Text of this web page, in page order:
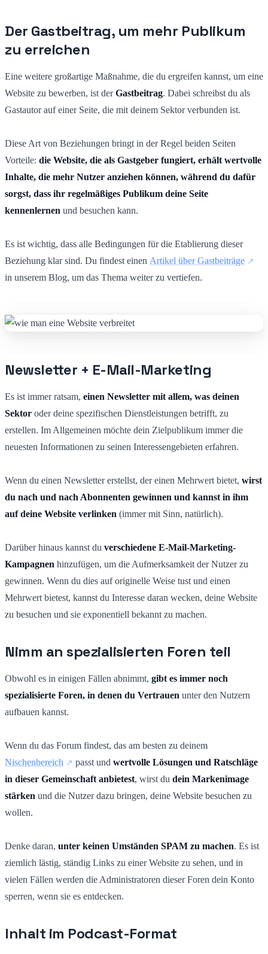
Der Gastbeitrag, um mehr Publikum
zu erreichen
Eine weitere großartige Maßnahme, die du ergreifen kannst, um eine
Website zu bewerben, ist derGastbeitrag. Dabei schreibst du als
Gastautor auf einer Seite, die mit deinem Sektor verbunden ist.
Diese Art von Beziehungen bringt in der Regel beiden Seiten
Vorteile: die Website, die als Gastgeber fungiert, erhält wertvolle
Inhalte, die mehr Nutzer anziehen können, während du dafür
sorgst, dass ihr regelmäßiges Publikum deine Seite
kennenlernen und besuchen kann.
Es ist wichtig, dass alle Bedingungen für die Etablierung dieser
Beziehung klar sind. Du findest einen Artikel über Gastbeiträge
in unserem Blog, um das Thema weiter zu vertiefen.
Newsletter + E-Mail-Marketing
Es ist immer ratsam, einen Newsletter mit allem, was deinen
Sektor oder deine spezifischen Dienstleistungen betrifft, zu
erstellen. Im Allgemeinen möchte dein Zielpublikum immer die
neuesten Informationen zu seinen Interessengebieten erfahren.
Wenn du einen Newsletter erstellst, der einen Mehrwert bietet, wirst
du nach und nach Abonnenten gewinnen und kannst in ihm
auf deine Website verlinken (immer mit Sinn, natürlich).
Darüber hinaus kannst du verschiedene E-Mail-Marketing-
Kampagnen hinzufügen, um die Aufmerksamkeit der Nutzer zu
gewinnen. Wenn du dies auf originelle Weise tust und einen
Mehrwert bietest, kannst du Interesse daran wecken, deine Website
zu besuchen und sie exponentiell bekannt zu machen.
Nimm an spezialisierten Foren teil
Obwohl es in einigen Fällen abnimmt, gibt es immer noch
spezialisierte Foren, in denen du Vertrauen unter den Nutzern
aufbauen kannst.
Wenn du das Forum findest, das am besten zu deinem
Nischenbereich
passt und wertvolle Lösungen und Ratschläge
in dieser Gemeinschaft anbietest, wirst du dein Markenimage
stärken und die Nutzer dazu bringen, deine Website besuchen zu
wollen.
Denke daran, unter keinen Umständen SPAM zu machen. Es ist
ziemlich lästig, ständig Links zu einer Website zu sehen, und in
vielen Fällen werden die Administratoren dieser Foren dein Konto
sperren, wenn sie es entdecken.
Inhalt im Podcast-Format